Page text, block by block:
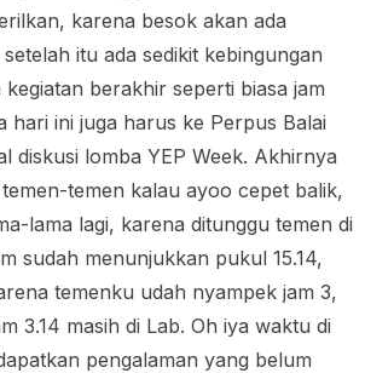
karena besok akan ada
itu ada sedikit kebingungan
berakhir seperti biasa jam
hari ini juga harus ke Perpus Balai
diskusi lomba YEP Week. Akhirnya
temen kalau ayoo cepet balik,
lama lagi, karena ditunggu temen di
sudah menunjukkan pukul 15.14,
temenku udah nyampek jam 3,
3.14 masih di Lab. Oh iya waktu di
pengalaman yang belum